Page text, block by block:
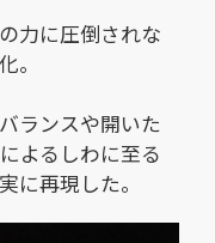
力に圧倒されな
。
ランスや開いた
よるしわに至る
に再現した。